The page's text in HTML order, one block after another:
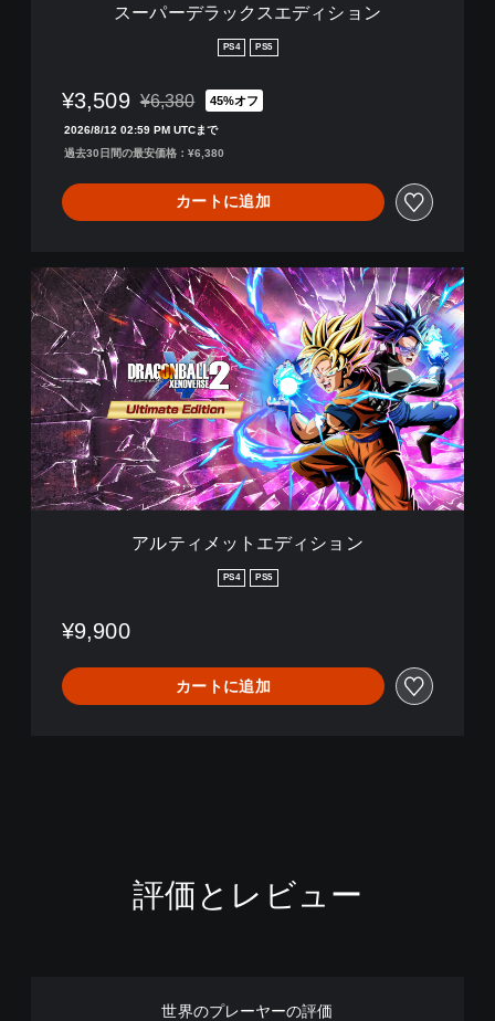
スーパーデラックスエディション
PS4 PS5
¥3,509 通常価格¥6,380より値引き
¥6,380 45%オフ
2026/8/12 02:59 PM UTCまで
過去30日間の最安価格：¥6,380
カートに追加
ア
ル
テ
ィ
メ
ッ
ト
エ
デ
ィ
シ
ョ
アルティメットエディション
PS4 PS5
¥9,900
カートに追加
評価とレビュー
世界のプレーヤーの評価